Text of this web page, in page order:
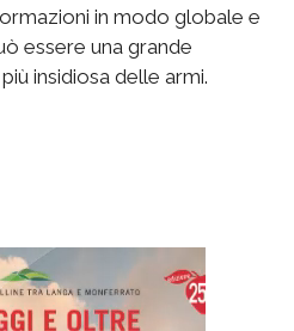
in modo globale e
essere una grande
insidiosa delle armi.